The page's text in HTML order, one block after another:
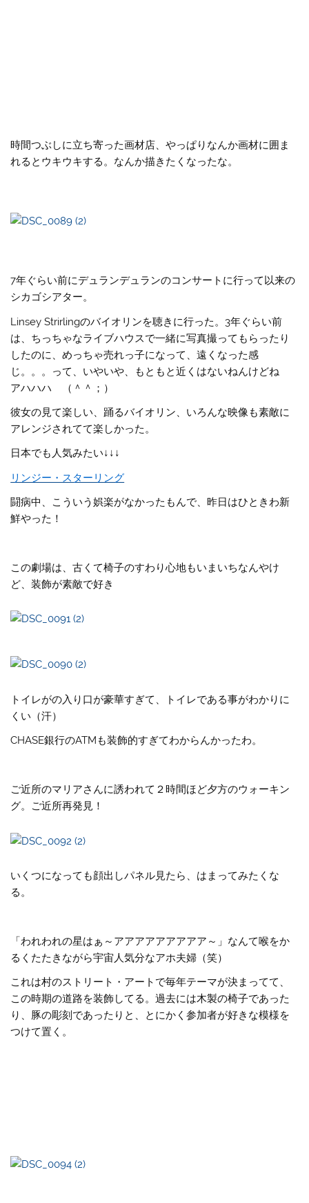
時間つぶしに立ち寄った画材店、やっぱりなんか画材に囲ま
れるとウキウキする。なんか描きたくなったな。
7年ぐらい前にデュランデュランのコンサートに行って以来の
シカゴシアター。
Linsey Strirlingのバイオリンを聴きに行った。3年ぐらい前
は、ちっちゃなライブハウスで一緒に写真撮ってもらったり
したのに、めっちゃ売れっ子になって、遠くなった感
じ。。。って、いやいや、もともと近くはないねんけどね
アハハハ （＾＾；）
彼女の見て楽しい、踊るバイオリン、いろんな映像も素敵に
アレンジされてて楽しかった。
日本でも人気みたい↓↓↓
リンジー・スターリング
闘病中、こういう娯楽がなかったもんで、昨日はひときわ新
鮮やった！
この劇場は、古くて椅子のすわり心地もいまいちなんやけ
ど、装飾が素敵で好き
トイレがの入り口が豪華すぎて、トイレである事がわかりに
くい（汗）
CHASE銀行のATMも装飾的すぎてわからんかったわ。
ご近所のマリアさんに誘われて２時間ほど夕方のウォーキン
グ。ご近所再発見！
いくつになっても顔出しパネル見たら、はまってみたくな
る。
「われわれの星はぁ～アアアアアアアアア～」なんて喉をか
るくたたきながら宇宙人気分なアホ夫婦（笑）
これは村のストリート・アートで毎年テーマが決まってて、
この時期の道路を装飾してる。過去には木製の椅子であった
り、豚の彫刻であったりと、とにかく参加者が好きな模様を
つけて置く。